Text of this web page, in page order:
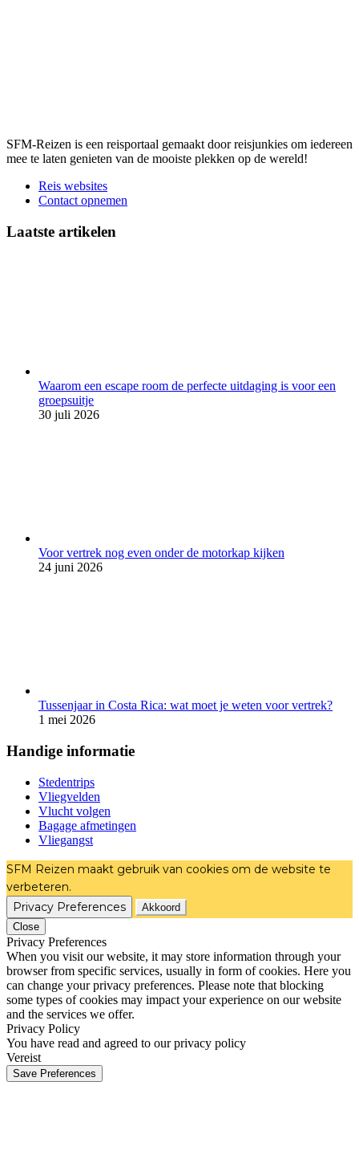
SFM-Reizen is een reisportaal gemaakt door reisjunkies om iedereen
mee te laten genieten van de mooiste plekken op de wereld!
Reis websites
Contact opnemen
Laatste artikelen
Waarom een escape room de perfecte uitdaging is voor een
groepsuitje
30 juli 2026
Voor vertrek nog even onder de motorkap kijken
24 juni 2026
Tussenjaar in Costa Rica: wat moet je weten voor vertrek?
1 mei 2026
Handige informatie
Stedentrips
Vliegvelden
Vlucht volgen
Bagage afmetingen
Vliegangst
SFM Reizen maakt gebruik van cookies om de website te
verbeteren.
Privacy Preferences
Akkoord
Close
Privacy Preferences
When you visit our website, it may store information through your
browser from specific services, usually in form of cookies. Here you
can change your privacy preferences. Please note that blocking
some types of cookies may impact your experience on our website
and the services we offer.
Privacy Policy
You have read and agreed to our privacy policy
Vereist
Save Preferences